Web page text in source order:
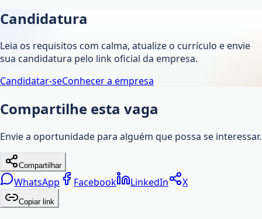
Candidatura
Leia os requisitos com calma, atualize o currículo e envie
sua candidatura pelo link oficial da empresa.
Candidatar-seConhecer a empresa
Compartilhe esta vaga
Envie a oportunidade para alguém que possa se interessar.
Compartilhar
WhatsApp Facebook LinkedIn X
Copiar link